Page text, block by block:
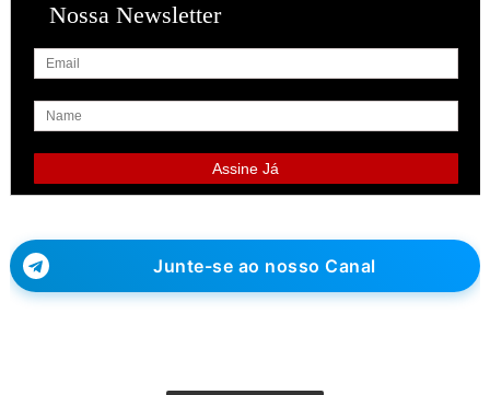
Nossa Newsletter
Junte-se ao nosso Canal